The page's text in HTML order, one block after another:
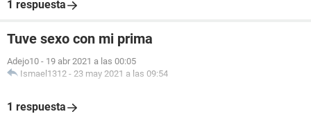
1 respuesta
Tuve sexo con mi prima
Adejo10 - 19 abr 2021 a las 00:05
Ismael1312 - 23 may 2021 a las 09:54
1 respuesta